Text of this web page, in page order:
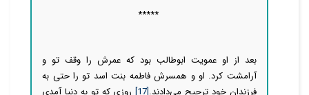
*****
بعد از او عمویت ابوطالب بود که عمرش را وقف تو و
آرامشت کرد. او و همسرش فاطمه بنت اسد تو را حتی به
فرزندان خود ترجیح می‌دادند.[17] روزی که تو به دنیا آمدی